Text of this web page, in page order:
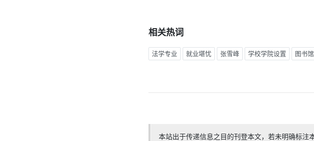
相关热词
法学专业 就业堪忧 张雪峰 学校学院设置 图书
本站出于传递信息之目的刊登本文，若未明确标注